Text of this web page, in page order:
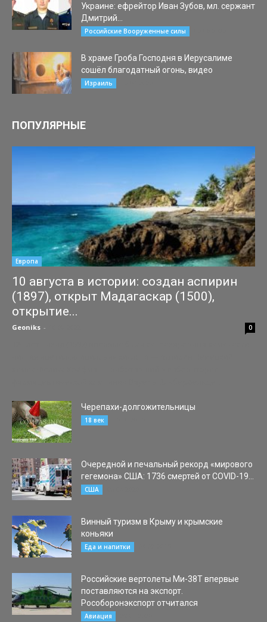
Украине: ефрейтор Иван Зубов, мл. сержант
Дмитрий...
Российские Вооруженные силы
В храме Гроба Господня в Иерусалиме
сошёл благодатный огонь, видео
Израиль
ПОПУЛЯРНЫЕ
Европа
10 августа в истории: создан аспирин
(1897), открыт Мадагаскар (1500),
открытие...
Geoniks - 0
Черепахи-долгожительницы
18 век
Очередной и печальный рекорд «мирового
гегемона» США: 1736 смертей от COVID-19...
США
Винный туризм в Крыму и крымские
коньяки
Еда и напитки
Российские вертолеты Ми-38Т впервые
поставляются на экспорт.
Рособоронэкспорт отчитался
Авиация